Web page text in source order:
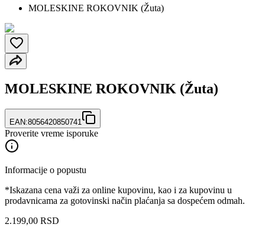
MOLESKINE ROKOVNIK (Žuta)
MOLESKINE ROKOVNIK (Žuta)
EAN:8056420850741
Proverite vreme isporuke
Informacije o popustu
*Iskazana cena važi za online kupovinu, kao i za kupovinu u
prodavnicama za gotovinski način plaćanja sa dospećem odmah.
2.199,00 RSD